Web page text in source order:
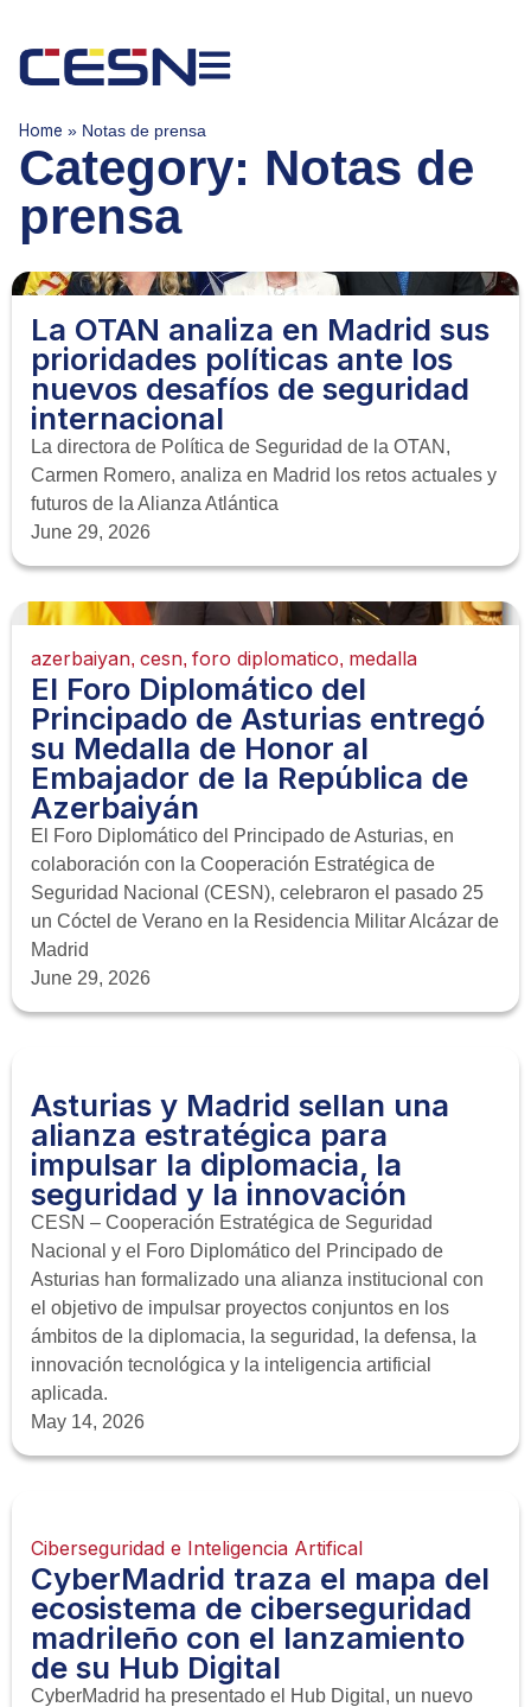
Home » Notas de prensa
Category: Notas de
prensa
La OTAN analiza en Madrid sus
prioridades políticas ante los
nuevos desafíos de seguridad
internacional
La directora de Política de Seguridad de la OTAN,
Carmen Romero, analiza en Madrid los retos actuales y
futuros de la Alianza Atlántica
June 29, 2026
azerbaiyan, cesn, foro diplomatico, medalla
El Foro Diplomático del
Principado de Asturias entregó
su Medalla de Honor al
Embajador de la República de
Azerbaiyán
El Foro Diplomático del Principado de Asturias, en
colaboración con la Cooperación Estratégica de
Seguridad Nacional (CESN), celebraron el pasado 25
un Cóctel de Verano en la Residencia Militar Alcázar de
Madrid
June 29, 2026
Asturias y Madrid sellan una
alianza estratégica para
impulsar la diplomacia, la
seguridad y la innovación
CESN – Cooperación Estratégica de Seguridad
Nacional y el Foro Diplomático del Principado de
Asturias han formalizado una alianza institucional con
el objetivo de impulsar proyectos conjuntos en los
ámbitos de la diplomacia, la seguridad, la defensa, la
innovación tecnológica y la inteligencia artificial
aplicada.
May 14, 2026
Ciberseguridad e Inteligencia Artifical
CyberMadrid traza el mapa del
ecosistema de ciberseguridad
madrileño con el lanzamiento
de su Hub Digital
CyberMadrid ha presentado el Hub Digital, un nuevo